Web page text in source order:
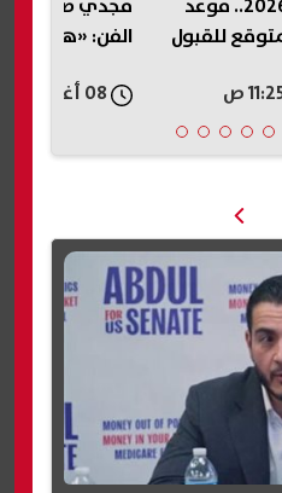
للقبول
الفن: «هذا